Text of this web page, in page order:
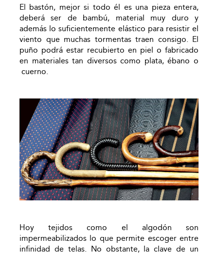
El bastón, mejor si todo él es una pieza entera,
deberá ser de bambú, material muy duro y
además lo suficientemente elástico para resistir el
viento que muchas tormentas traen consigo. El
puño podrá estar recubierto en piel o fabricado
en materiales tan diversos como plata, ébano o
cuerno.
Hoy tejidos como el algodón son
impermeabilizados lo que permite escoger entre
infinidad de telas. No obstante, la clave de un